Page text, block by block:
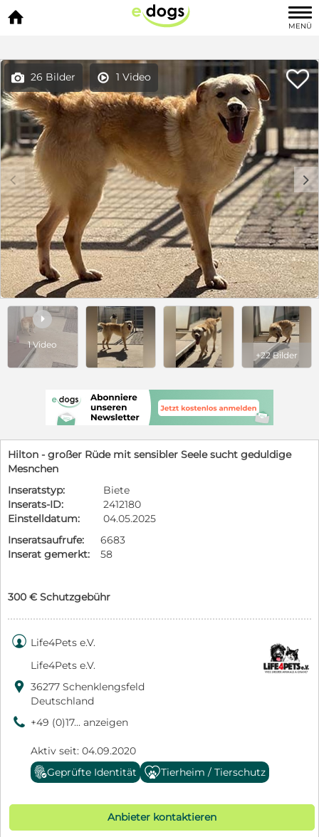

MENÜ
 26 Bilder  1 Video 
c d

1 Video
+22 Bilder
Hilton - großer Rüde mit sensibler Seele sucht geduldige
Mesnchen
Inseratstyp:
Biete
Inserats-ID:
2412180
Einstelldatum:
04.05.2025
Inseratsaufrufe:
6683
Inserat gemerkt:
58
300 € Schutzgebühr
 Life4Pets e.V.
Life4Pets e.V.
 36277 Schenklengsfeld
Deutschland
9 +49 (0)17... anzeigen
Aktiv seit: 04.09.2020
Geprüfte Identität
Tierheim / Tierschutz
Anbieter kontaktieren